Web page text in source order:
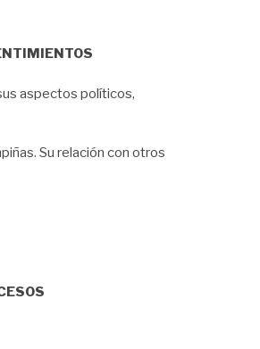
aspectos políticos,
Su relación con otros